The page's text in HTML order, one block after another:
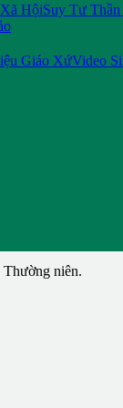
HộiSuy Tư
Giáo XứVideo
niên.